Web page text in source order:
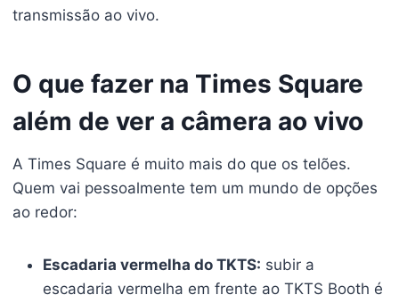
transmissão ao vivo.
O que fazer na Times Square
além de ver a câmera ao vivo
A Times Square é muito mais do que os telões.
Quem vai pessoalmente tem um mundo de opções
ao redor:
Escadaria vermelha do TKTS: subir a
escadaria vermelha em frente ao TKTS Booth é